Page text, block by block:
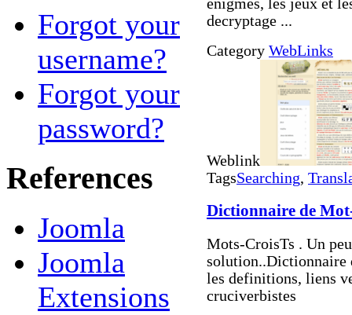
Forgot your
username?
Forgot your
password?
References
Joomla
Joomla
Extensions
decryptage ...
Category WebLinks
Weblink
TagsSearching,
Dictionnaire de
Mots-CroisTs . Un
solution..Dictionnaire
les definitions, liens
cruciverbistes